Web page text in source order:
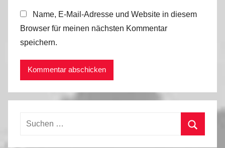
Name, E-Mail-Adresse und Website in diesem
Browser für meinen nächsten Kommentar
speichern.
Suchen